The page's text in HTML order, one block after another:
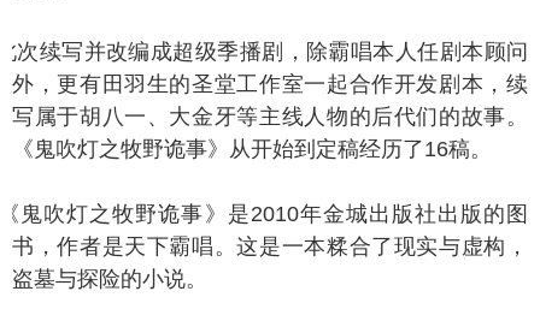
续写并改编成超级季播剧，除霸唱本人任剧本顾问
外，更有田羽生的圣堂工作室一起合作开发剧本，续
写属于胡八一、大金牙等主线人物的后代们的故事。
《鬼吹灯之牧野诡事》从开始到定稿经历了16稿。
吹灯之牧野诡事》是2010年金城出版社出版的图
书，作者是天下霸唱。这是一本糅合了现实与虚构，
盗墓与探险的小说。